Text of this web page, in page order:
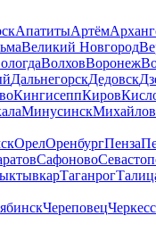
АпатитыАртём
Великий Новгород
ВолховВоронеж
ДальнегорскДедовск
КингисеппКиров
Минусинск
ОрелОренбургПенза
Сафоново
Таганрог
Череповец